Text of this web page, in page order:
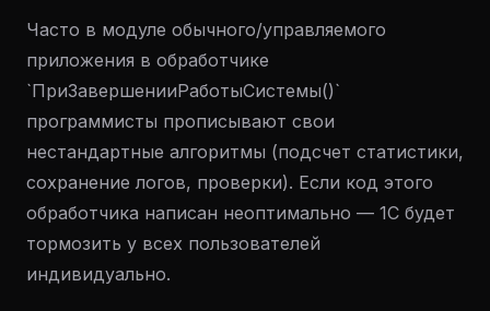
Часто в модуле обычного/управляемого
приложения в обработчике
`ПриЗавершенииРаботыСистемы()`
программисты прописывают свои
нестандартные алгоритмы (подсчет статистики,
сохранение логов, проверки). Если код этого
обработчика написан неоптимально — 1С будет
тормозить у всех пользователей
индивидуально.